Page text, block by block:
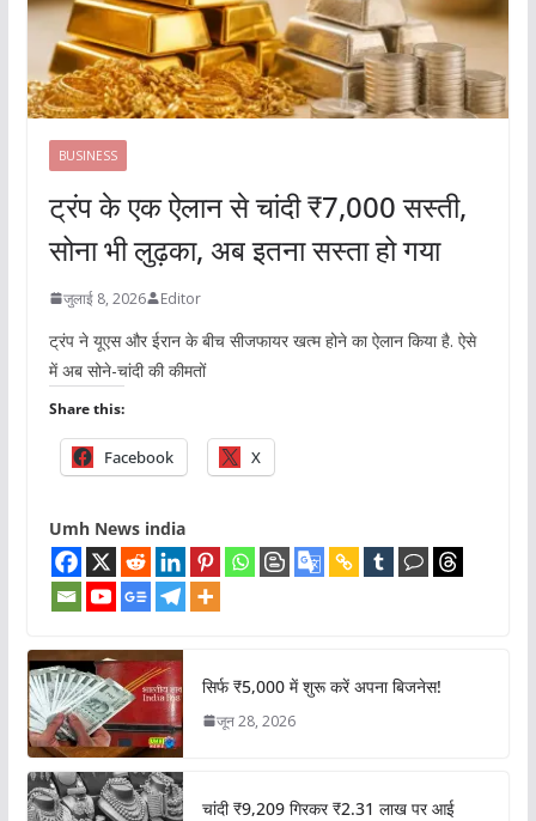
BUSINESS
ट्रंप के एक ऐलान से चांदी ₹7,000 सस्ती,
सोना भी लुढ़का, अब इतना सस्ता हो गया
जुलाई 8, 2026 Editor
ट्रंप ने यूएस और ईरान के बीच सीजफायर खत्म होने का ऐलान किया है. ऐसे
में अब सोने-चांदी की कीमतों
Share this:
Facebook X
Umh News india
सिर्फ ₹5,000 में शुरू करें अपना बिजनेस!
जून 28, 2026
चांदी ₹9,209 गिरकर ₹2.31 लाख पर आई